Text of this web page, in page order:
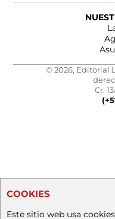
© 2026, Editorial
Cr.
COOKIES
Este sitio web usa